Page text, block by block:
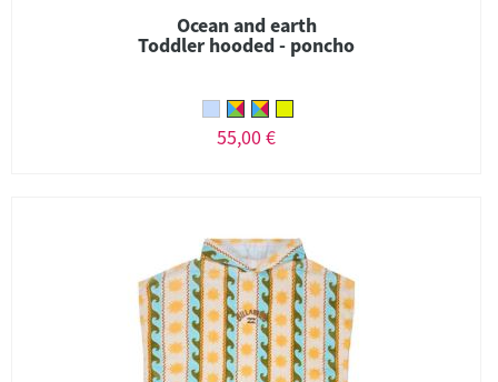
Ocean and earth
Toddler hooded - poncho
55,00 €